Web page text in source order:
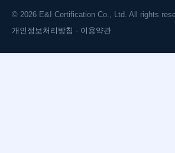
© 2026 E&I Certification Co., Ltd. All rights
개인정보처리방침 · 이용약관